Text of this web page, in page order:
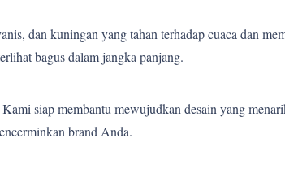
dan kuningan yang tahan terhadap cuaca dan
bagus dalam jangka panjang.
siap membantu mewujudkan desain yang
brand Anda.